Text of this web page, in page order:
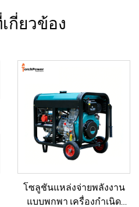
กี่ยวข้อง
โซลูชันแหล่งจ่ายพลังงาน
แบบพกพา เครื่องกำเนิด